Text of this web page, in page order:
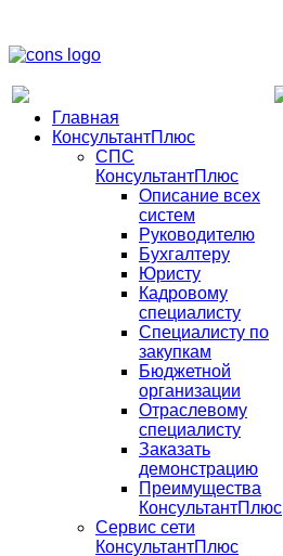
Главная
КонсультантПлюс
СПС
КонсультантПлюс
Описание всех
систем
Руководителю
Бухгалтеру
Юристу
Кадровому
специалисту
Специалисту по
закупкам
Бюджетной
организации
Отраслевому
специалисту
Заказать
демонстрацию
Преимущества
КонсультантПлюс
Сервис сети
КонсультантПлюс